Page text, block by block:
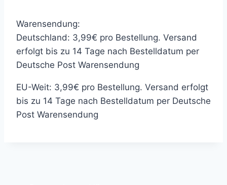
Warensendung:
Deutschland: 3,99€ pro Bestellung. Versand
erfolgt bis zu 14 Tage nach Bestelldatum per
Deutsche Post Warensendung
EU-Weit: 3,99€ pro Bestellung. Versand erfolgt
bis zu 14 Tage nach Bestelldatum per Deutsche
Post Warensendung